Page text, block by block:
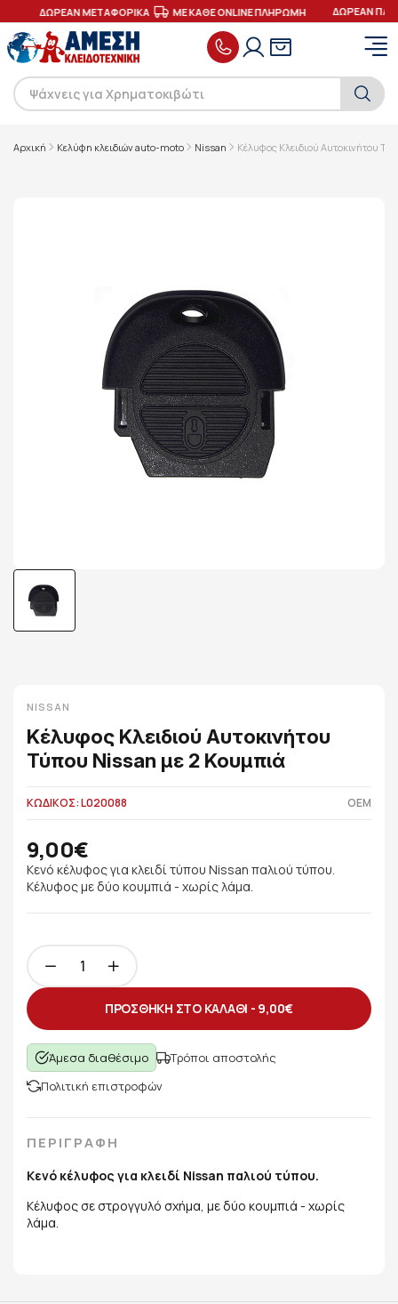
ΔΩΡΕΑΝ ΜΕΤΑΦΟΡΙΚΑ ΜΕ ΚΑΘΕ ONLINE ΠΛΗΡΩΜΗ ΔΩΡΕΑΝ
Αρχική Κελύφη κλειδιών auto-moto Nissan Κέλυφος Κλειδιού Αυτοκινήτου
NISSAN
Κέλυφος Κλειδιού Αυτοκινήτου
Τύπου Nissan με 2 Κουμπιά
ΚΩΔΙΚΟΣ: L020088 OEM
9,00€
Κενό κέλυφος για κλειδί τύπου Nissan παλιού τύπου.
Κέλυφος με δύο κουμπιά - χωρίς λάμα.
ΠΡΟΣΘΗΚΗ ΣΤΟ ΚΑΛΑΘΙ - 9,00€
Άμεσα διαθέσιμο
Τρόποι αποστολής
Πολιτική επιστροφών
ΠΕΡΙΓΡΑΦΗ
Κενό κέλυφος για κλειδί Nissan παλιού τύπου.
Κέλυφος σε στρογγυλό σχήμα, με δύο κουμπιά - χωρίς
λάμα.